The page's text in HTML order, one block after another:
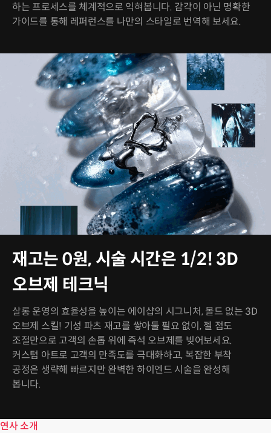
하는 프로세스를 체계적으로 익혀봅니다. 감각이 아닌 명확한
가이드를 통해 레퍼런스를 나만의 스타일로 번역해 보세요.
재고는 0원, 시술 시간은 1/2! 3D
오브제 테크닉
살롱 운영의 효율성을 높이는 에이샵의 시그니처, 몰드 없는 3D
오브제 스킬! 기성 파츠 재고를 쌓아둘 필요 없이, 젤 점도
조절만으로 고객의 손톱 위에 즉석 오브제를 빚어보세요.
커스텀 아트로 고객의 만족도를 극대화하고, 복잡한 부착
공정은 생략해 빠르지만 완벽한 하이엔드 시술을 완성해
봅니다.
연사 소개